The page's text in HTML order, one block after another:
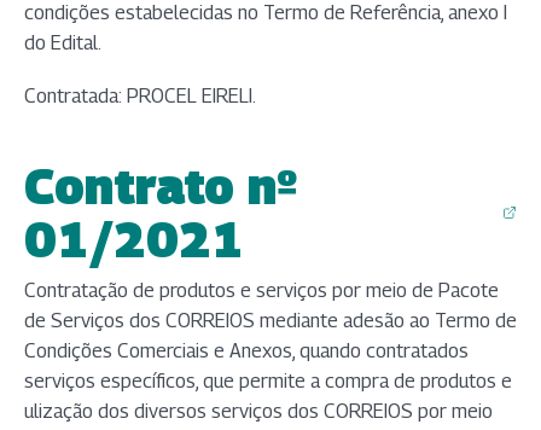
condições estabelecidas no Termo de Referência, anexo I
do Edital.
Contratada: PROCEL EIRELI.
Contrato nº
01/2021
(abre em nova aba)
Contratação de produtos e serviços por meio de Pacote
de Serviços dos CORREIOS mediante adesão ao Termo de
Condições Comerciais e Anexos, quando contratados
serviços específicos, que permite a compra de produtos e
ulização dos diversos serviços dos CORREIOS por meio